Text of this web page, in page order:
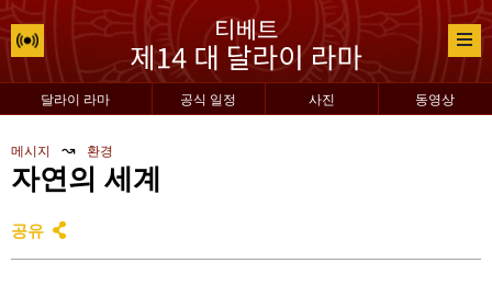
달라이 라마 공식 일정 사진 동영상
메시지 ↝ 환경
자연의 세계
공유